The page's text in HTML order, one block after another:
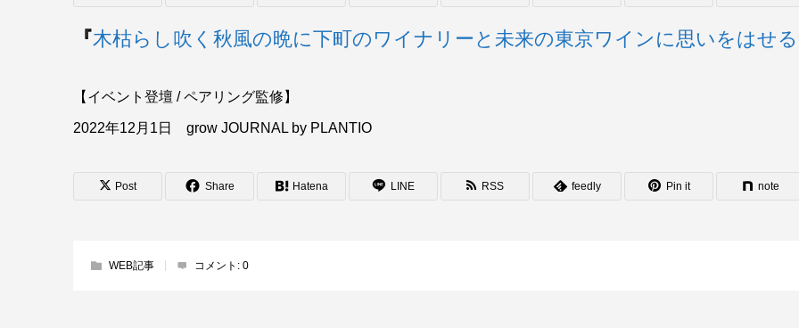
『木枯らし吹く秋風の晩に下町のワイナリーと未来の東京ワインに思いをはせる
【イベント登壇 / ペアリング監修】
2022年12月1日 grow JOURNAL by PLANTIO
Post Share Hatena LINE RSS feedly Pin it note
WEB記事 コメント: 0